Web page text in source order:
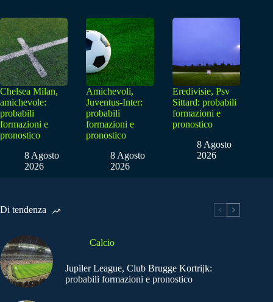
Chelsea Milan,
amichevole:
probabili
formazioni e
pronostico
8 Agosto
2026
Amichevoli,
Juventus-Inter:
probabili
formazioni e
pronostico
8 Agosto
2026
Eredivisie, Psv
Sittard: probabili
formazioni e
pronostico
8 Agosto
2026
Di tendenza
Calcio
Jupiler League, Club Brugge Kortrijk:
probabili formazioni e pronostico